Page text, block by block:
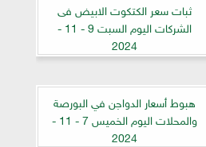
ثبات سعر الكتكوت الابيض فى
الشركات اليوم السبت 9 - 11 -
2024
هبوط أسعار الدواجن في البورصة
والمحلات اليوم الخميس 7 - 11 -
2024